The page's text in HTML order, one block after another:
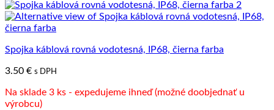
Spojka káblová rovná vodotesná, IP68, čierna farba
3.50 € s DPH
Na sklade 3 ks - expedujeme ihneď (možné doobjednať u
výrobcu)